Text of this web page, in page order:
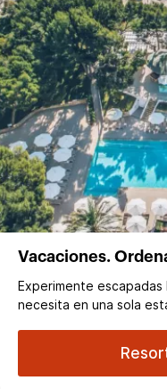
Vacaciones.
Experimente
necesita en una sola